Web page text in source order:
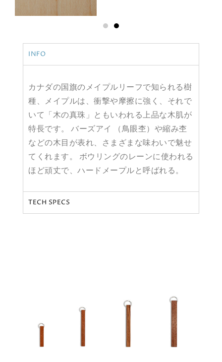
INFO
カナダの国旗のメイプルリーフで知られる樹
種、メイプルは、衝撃や摩擦に強く、それで
いて「木の真珠」ともいわれる上品な木肌が
特長です。 バーズアイ （鳥眼杢）や縮み杢
などの木目が表れ、さまざまな味わいで魅せ
てくれます。 ボウリングのレーンに使われる
ほど頑丈で、ハードメープルと呼ばれる。
TECH SPECS